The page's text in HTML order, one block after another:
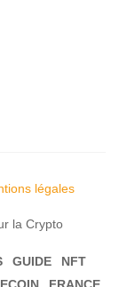
légales
la Crypto
GUIDE
NFT